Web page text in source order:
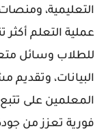
التعليمية،
عملية التعلم أكثر
للطلاب وسائل
البيانات،
المعلمين على
فورية تعزز من